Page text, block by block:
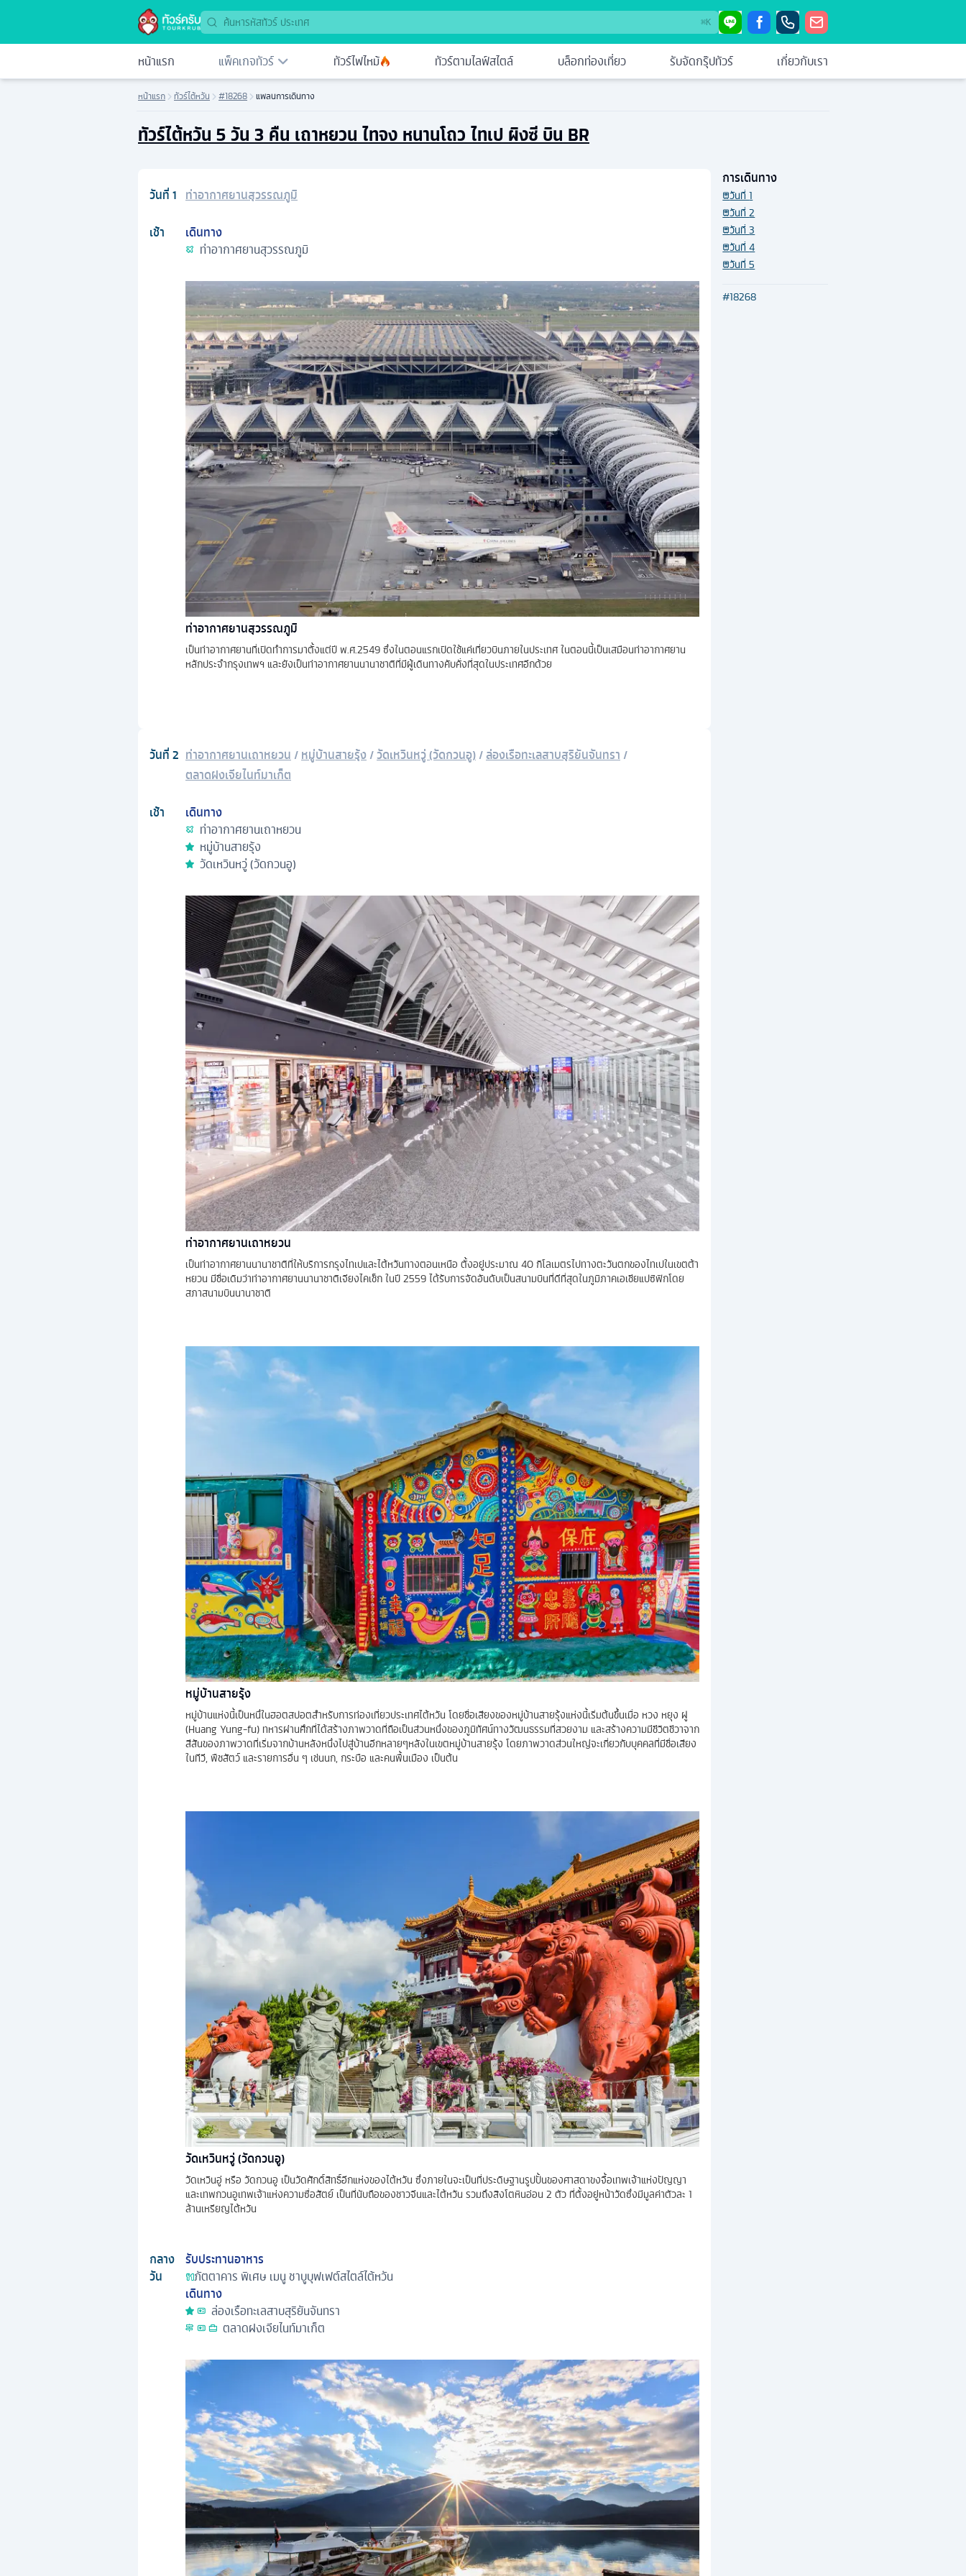
⌘K
หน้าแรก แพ็คเกจทัวร์ ทัวร์ไฟไหม้ ทัวร์ตามไลฟ์สไตล์ บล็อกท่องเที่ยว รับจัดกรุ๊ปทัวร์ เกี่ยวกับเรา
หน้าแรก ทัวร์ไต้หวัน #18268 แพลนการเดินทาง
ทัวร์ไต้หวัน 5 วัน 3 คืน เถาหยวน ไทจง หนานโถว ไทเป ผิงซี บิน BR
วันที่1 ท่าอากาศยานสุวรรณภูมิ
เช้า
เดินทาง
ท่าอากาศยานสุวรรณภูมิ
ท่าอากาศยานสุวรรณภูมิ
เป็นท่าอากาศยานที่เปิดทำการมาตั้งแต่ปี พ.ศ.2549 ซึ่งในตอนแรกเปิดใช้แค่เที่ยวบินภายในประเทศ ในตอนนี้เป็นเสมือนท่าอากาศยาน
หลักประจำกรุงเทพฯ และยังเป็นท่าอากาศยานนานาชาติที่มีผู้เดินทางคับคั่งที่สุดในประเทศอีกด้วย
วันที่2 ท่าอากาศยานเถาหยวน /หมู่บ้านสายรุ้ง/วัดเหวินหวู่ (วัดกวนอู)/ล่องเรือทะเลสาบสุริยันจันทรา /
ตลาดฝงเจียไนท์มาเก็ต
เช้า
เดินทาง
ท่าอากาศยานเถาหยวน
หมู่บ้านสายรุ้ง
วัดเหวินหวู่ (วัดกวนอู)
ท่าอากาศยานเถาหยวน
เป็นท่าอากาศยานนานาชาติที่ให้บริการกรุงไทเปและไต้หวันทางตอนเหนือ ตั้งอยู่ประมาณ 40 กิโลเมตรไปทางตะวันตกของไทเปในเขตต้า
หยวน มีชื่อเดิมว่าท่าอากาศยานนานาชาติเจียงไคเช็ก ในปี 2559 ได้รับการจัดอันดับเป็นสนามบินที่ดีที่สุดในภูมิภาคเอเชียแปซิฟิกโดย
สภาสนามบินนานาชาติ
หมู่บ้านสายรุ้ง
หมู่บ้านแห่งนี้เป็นหนึ่ในฮอตสปอตสำหรับการท่องเที่ยวประเทศไต้หวัน โดยชื่อเสียงของหมู่บ้านสายรุ้งแห่งนี้เริ่มต้นขึ้นเมื่อ หวง หยุง ฝู
(Huang Yung-fu) ทหารผ่านศึกที่ได้สร้างภาพวาดที่ถือเป็นส่วนหนึ่งของภูมิทัศน์ทางวัฒนธรรมที่สวยงาม และสร้างความมีชีวิตชีวาจาก
สีสันของภาพวาดที่เริ่มจากบ้านหลังหนึ่งไปสู่บ้านอีกหลายๆหลังในเขตหมู่บ้านสายรุ้ง โดยภาพวาดส่วนใหญ่จะเกี่ยวกับบุคคลที่มีชื่อเสียง
ในทีวี, พืชสัตว์ และรายการอื่น ๆ เช่นนก, กระบือ และคนพื้นเมือง เป็นต้น
วัดเหวินหวู่ (วัดกวนอู)
วัดเหวินอู่ หรือ วัดกวนอู เป็นวัดศักดิ์สิทธิ์อีกแห่งของไต้หวัน ซึ่งภายในจะเป็นที่ประดิษฐานรูปปั้นของศาสดาขงจื้อเทพเจ้าแห่งปัญญา
และเทพกวนอูเทพเจ้าแห่งความซื่อสัตย์ เป็นที่นับถือของชาวจีนและไต้หวัน รวมถึงสิงโตหินอ่อน 2 ตัว ที่ตั้งอยู่หน้าวัดซึ่งมีมูลค่าตัวละ 1
ล้านเหรียญไต้หวัน
กลาง
วัน
รับประทานอาหาร
ภัตตาคาร พิเศษ เมนู ชาบูบุฟเฟต์สไตล์ไต้หวัน
เดินทาง
ล่องเรือทะเลสาบสุริยันจันทรา
ตลาดฝงเจียไนท์มาเก็ต
การเดินทาง
วันที่1
วันที่2
วันที่3
วันที่4
วันที่5
#18268